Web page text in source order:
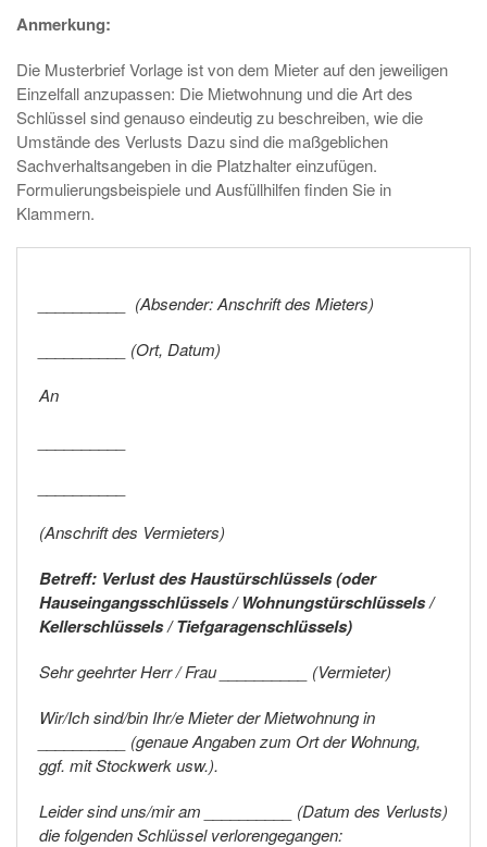
Anmerkung:
Die Musterbrief Vorlage ist von dem Mieter auf den jeweiligen
Einzelfall anzupassen: Die Mietwohnung und die Art des
Schlüssel sind genauso eindeutig zu beschreiben, wie die
Umstände des Verlusts Dazu sind die maßgeblichen
Sachverhaltsangeben in die Platzhalter einzufügen.
Formulierungsbeispiele und Ausfüllhilfen finden Sie in
Klammern.
__________ (Absender: Anschrift des Mieters)
__________ (Ort, Datum)
An
(Anschrift des Vermieters)
Betreff: Verlust des Haustürschlüssels (oder
Hauseingangsschlüssels / Wohnungstürschlüssels /
Kellerschlüssels / Tiefgaragenschlüssels)
Sehr geehrter Herr / Frau __________ (Vermieter)
Wir/Ich sind/bin Ihr/e Mieter der Mietwohnung in
__________ (genaue Angaben zum Ort der Wohnung,
ggf. mit Stockwerk usw.).
Leider sind uns/mir am __________ (Datum des Verlusts)
die folgenden Schlüssel verlorengegangen: